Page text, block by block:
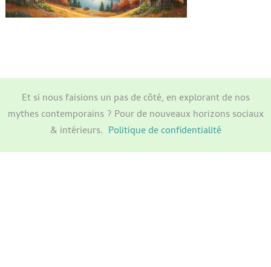
Et si nous faisions un pas de côté, en explorant de nos
mythes contemporains ? Pour de nouveaux horizons sociaux
& intérieurs. Politique de confidentialité